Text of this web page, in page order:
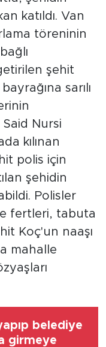
katıldı. Van
töreninin
şehit
sarılı
Nursi
kılınan
polis için
şehidin
Polisler
fertleri, tabuta
Koç'un naaşı
mahalle
belediye
girmeye